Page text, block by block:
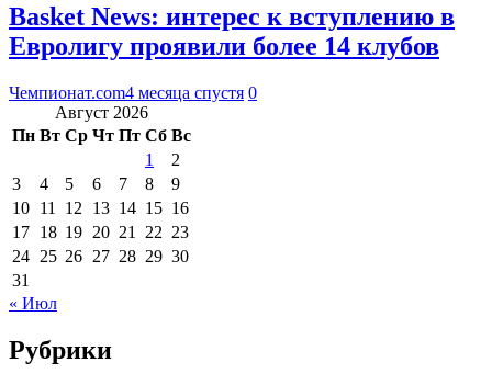
Basket News: интерес к вступлению в
Евролигу проявили более 14 клубов
Чемпионат.com4 месяца спустя 0
Август 2026
Пн Вт Ср Чт Пт Сб Вс
1
2
3
4 5 6 7 8
9
10 11 12 13 14 15 16
17 18 19 20 21 22 23
24 25 26 27 28 29 30
31
« Июл
Рубрики